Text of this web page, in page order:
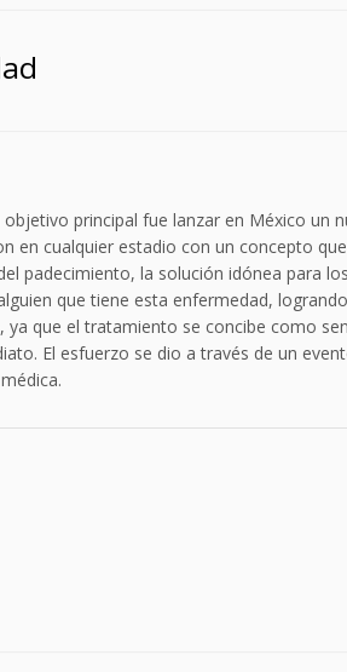
principal fue lanzar en México un
en cualquier estadio con un concepto
padecimiento, la solución idónea para
que tiene esta enfermedad,
ya que el tratamiento se concibe como
El esfuerzo se dio a través de un